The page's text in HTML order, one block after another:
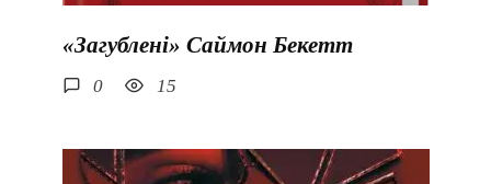
«Загублені» Саймон Бекетт
0 15